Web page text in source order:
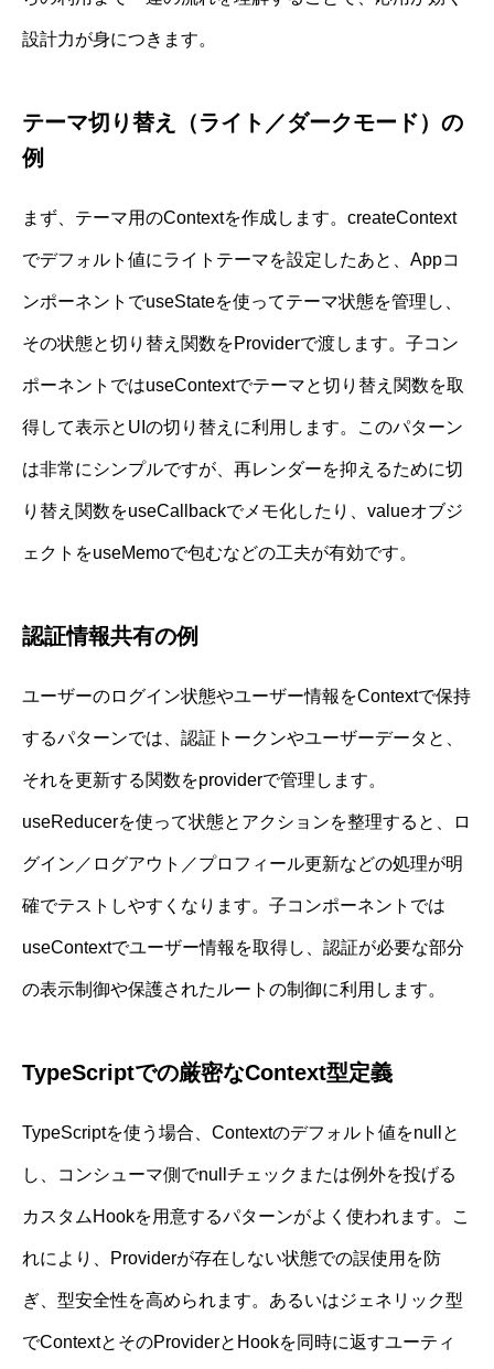
設計力が身につきます。
テーマ切り替え（ライト／ダークモード）の
例
まず、テーマ用のContextを作成します。createContext
でデフォルト値にライトテーマを設定したあと、Appコ
ンポーネントでuseStateを使ってテーマ状態を管理し、
その状態と切り替え関数をProviderで渡します。子コン
ポーネントではuseContextでテーマと切り替え関数を取
得して表示とUIの切り替えに利用します。このパターン
は非常にシンプルですが、再レンダーを抑えるために切
り替え関数をuseCallbackでメモ化したり、valueオブジ
ェクトをuseMemoで包むなどの工夫が有効です。
認証情報共有の例
ユーザーのログイン状態やユーザー情報をContextで保持
するパターンでは、認証トークンやユーザーデータと、
それを更新する関数をproviderで管理します。
useReducerを使って状態とアクションを整理すると、ロ
グイン／ログアウト／プロフィール更新などの処理が明
確でテストしやすくなります。子コンポーネントでは
useContextでユーザー情報を取得し、認証が必要な部分
の表示制御や保護されたルートの制御に利用します。
TypeScriptでの厳密なContext型定義
TypeScriptを使う場合、Contextのデフォルト値をnullと
し、コンシューマ側でnullチェックまたは例外を投げる
カスタムHookを用意するパターンがよく使われます。こ
れにより、Providerが存在しない状態での誤使用を防
ぎ、型安全性を高められます。あるいはジェネリック型
でContextとそのProviderとHookを同時に返すユーティ